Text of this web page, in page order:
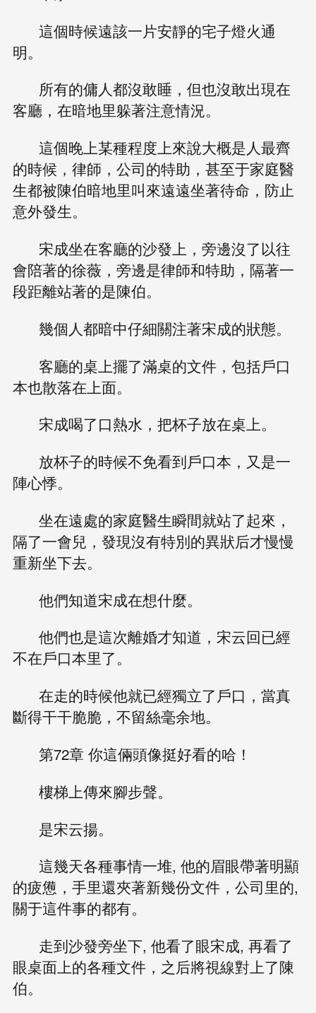
這個時候遠該一片安靜的宅子燈火通
明。
所有的傭人都沒敢睡，但也沒敢出現在
客廳，在暗地里躲著注意情況。
這個晚上某種程度上來說大概是人最齊
的時候，律師，公司的特助，甚至于家庭醫
生都被陳伯暗地里叫來遠遠坐著待命，防止
意外發生。
宋成坐在客廳的沙發上，旁邊沒了以往
會陪著的徐薇，旁邊是律師和特助，隔著一
段距離站著的是陳伯。
幾個人都暗中仔細關注著宋成的狀態。
客廳的桌上擺了滿桌的文件，包括戶口
本也散落在上面。
宋成喝了口熱水，把杯子放在桌上。
放杯子的時候不免看到戶口本，又是一
陣心悸。
坐在遠處的家庭醫生瞬間就站了起來，
隔了一會兒，發現沒有特別的異狀后才慢慢
重新坐下去。
他們知道宋成在想什麼。
他們也是這次離婚才知道，宋云回已經
不在戶口本里了。
在走的時候他就已經獨立了戶口，當真
斷得干干脆脆，不留絲毫余地。
第72章 你這倆頭像挺好看的哈！
樓梯上傳來腳步聲。
是宋云揚。
這幾天各種事情一堆, 他的眉眼帶著明顯
的疲憊，手里還夾著新幾份文件，公司里的,
關于這件事的都有。
走到沙發旁坐下, 他看了眼宋成, 再看了
眼桌面上的各種文件，之后將視線對上了陳
伯。